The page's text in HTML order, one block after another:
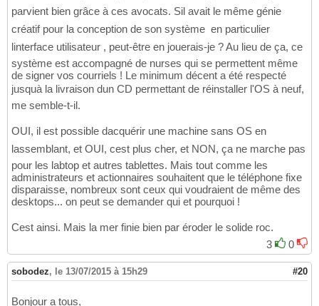
parvient bien grâce à ces avocats. Sil avait le même génie
créatif pour la conception de son système  en particulier
linterface utilisateur , peut-être en jouerais-je ? Au lieu de ça, ce
système est accompagné de nurses qui se permettent même
de signer vos courriels ! Le minimum décent a été respecté
jusquà la livraison dun CD permettant de réinstaller l'OS à neuf,
me semble-t-il.
OUI, il est possible dacquérir une machine sans OS en
lassemblant, et OUI, cest plus cher, et NON, ça ne marche pas
pour les labtop et autres tablettes. Mais tout comme les
administrateurs et actionnaires souhaitent que le téléphone fixe
disparaisse, nombreux sont ceux qui voudraient de même des
desktops... on peut se demander qui et pourquoi !
Cest ainsi. Mais la mer finie bien par éroder le solide roc.
3
0
sobodez, le 13/07/2015 à 15h29 #20
Bonjour a tous,